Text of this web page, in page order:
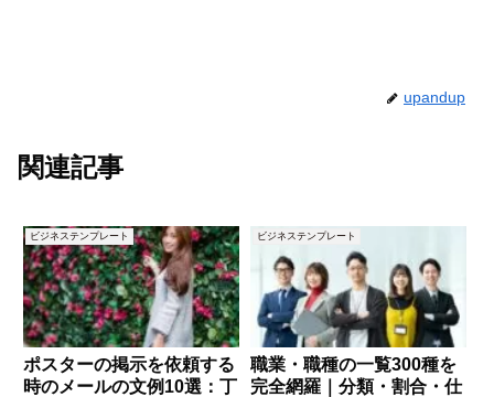
upandup
関連記事
ビジネステンプレート
ポスターの掲示を依頼する
時のメールの文例10選：丁
ビジネステンプレート
職業・職種の一覧300種を
完全網羅｜分類・割合・仕